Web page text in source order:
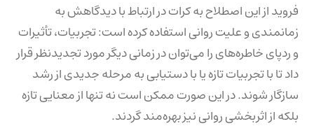
فروید از این اصطلاح به کرات در ارتباط با دیدگاهش به
زمانمندی و علیت روانی استفاده کرده است: تجربیات، تأثیرات
و ردپای خاطره‌های را می‌توان در زمانی دیگر مورد تجدیدنظر قرار
داد تا با تجربیات تازه یا با دستیابی به مرحله جدیدی از رشد
سازگار شوند. در این صورت ممکن است نه تنها از معنایی تازه
بلکه از اثربخشی روانی نیز بهره‌مند گردند.